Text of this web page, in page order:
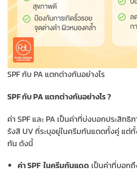
SPF กับ PA แตกต่างกันอย่างไร
SPF กับ PA แตกต่างกันอย่างไร ?
ค่า SPF และ PA เป็นค่าที่บ่งบอกประสิทธิ
รังสี UV ที่ระบุอยู่ในครีมกันแดดทั้งคู่ แต่
กัน ดังนี้
ค่า SPF ในครีมกันแดด เป็นค่าที่บอก